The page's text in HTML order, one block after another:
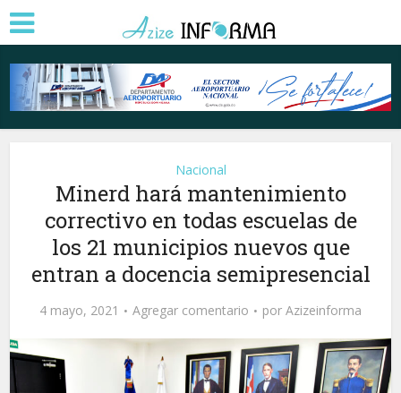
Nacional
Minerd hará mantenimiento
correctivo en todas escuelas de
los 21 municipios nuevos que
entran a docencia semipresencial
4 mayo, 2021 Agregar comentario por Azizeinforma